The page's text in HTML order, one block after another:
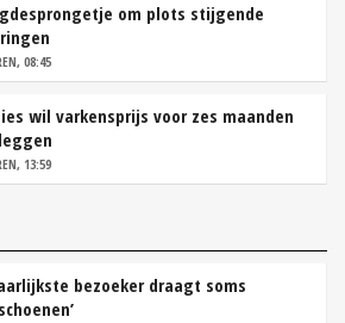
om plots stijgende
08:45
wil varkensprijs voor zes maanden
13:59
bezoeker draagt soms